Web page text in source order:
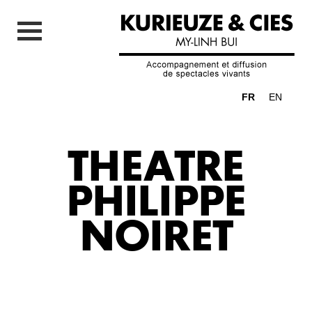
FR EN
THEATRE
PHILIPPE
NOIRET